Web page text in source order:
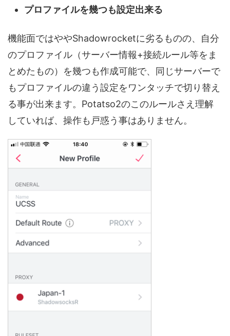
プロファイルを幾つも設定出来る
機能面ではややShadowrocketに劣るものの、自分
のプロファイル（サーバー情報+接続ルール等をま
とめたもの）を幾つも作成可能で、同じサーバーで
もプロファイルの違う設定をワンタッチで切り替え
る事が出来ます。Potatso2のこのルールさえ理解
していれば、操作も戸惑う事はありません。